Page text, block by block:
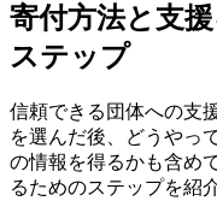
寄付方法と支
ステップ
信頼できる団体への支
を選んだ後、どうやっ
の情報を得るかも含め
るためのステップを紹